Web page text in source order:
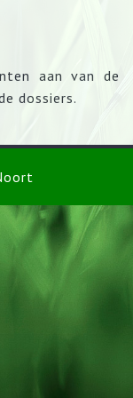
aan van de
dossiers.